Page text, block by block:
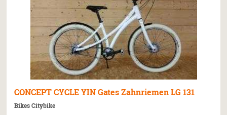
CONCEPT CYCLE YIN Gates Zahnriemen LG 131
Bikes Citybike